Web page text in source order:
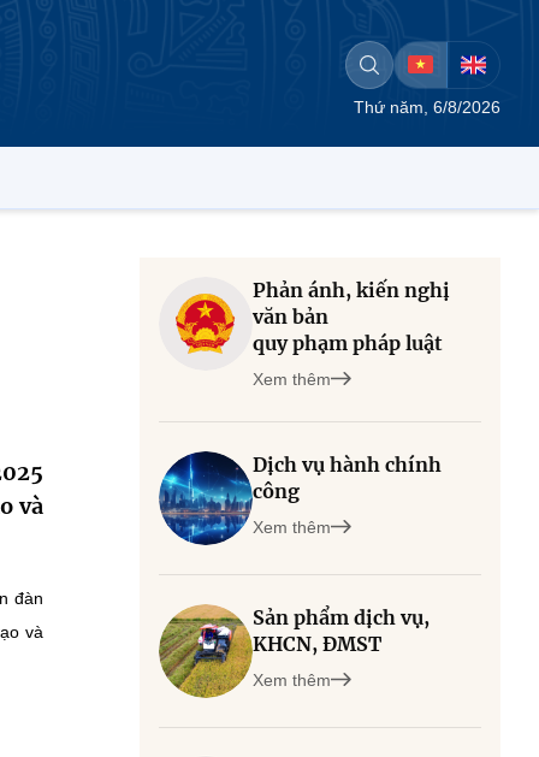
Thứ năm, 6/8/2026
và
đàn
và
Phản ánh, kiến nghị
văn bản
quy phạm pháp luật
Xem thêm
Dịch vụ hành chính
công
Xem thêm
Sản phẩm dịch vụ,
KHCN, ĐMST
Xem thêm